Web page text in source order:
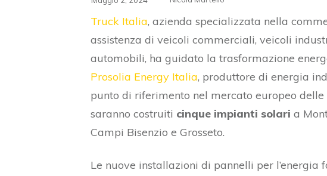
Truck Italia, azienda specializzata nella
assistenza di veicoli commerciali, veicoli
automobili, ha guidato la trasformazione
Prosolia Energy Italia, produttore di energia
punto di riferimento nel mercato europeo
saranno costruiti cinque impianti solari a
Campi Bisenzio e Grosseto.
Le nuove installazioni di pannelli per l’energia